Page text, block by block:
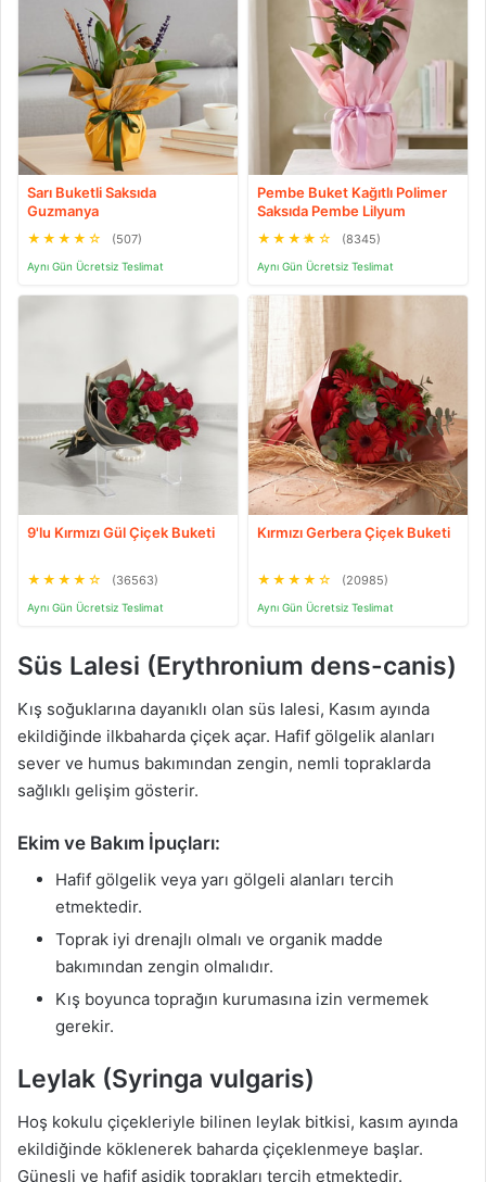
Sarı Buketli Saksıda
Guzmanya
★ ★ ★ ★ ☆ (507)
Aynı Gün Ücretsiz Teslimat
Pembe Buket Kağıtlı Polimer
Saksıda Pembe Lilyum
★ ★ ★ ★ ☆ (8345)
Aynı Gün Ücretsiz Teslimat
9'lu Kırmızı Gül Çiçek Buketi
★ ★ ★ ★ ☆ (36563)
Aynı Gün Ücretsiz Teslimat
Kırmızı Gerbera Çiçek Buketi
★ ★ ★ ★ ☆ (20985)
Aynı Gün Ücretsiz Teslimat
Süs Lalesi (Erythronium dens-canis)
Kış soğuklarına dayanıklı olan süs lalesi, Kasım ayında
ekildiğinde ilkbaharda çiçek açar. Hafif gölgelik alanları
sever ve humus bakımından zengin, nemli topraklarda
sağlıklı gelişim gösterir.
Ekim ve Bakım İpuçları:
Hafif gölgelik veya yarı gölgeli alanları tercih
etmektedir.
Toprak iyi drenajlı olmalı ve organik madde
bakımından zengin olmalıdır.
Kış boyunca toprağın kurumasına izin vermemek
gerekir.
Leylak (Syringa vulgaris)
Hoş kokulu çiçekleriyle bilinen leylak bitkisi, kasım ayında
ekildiğinde köklenerek baharda çiçeklenmeye başlar.
Güneşli ve hafif asidik toprakları tercih etmektedir.